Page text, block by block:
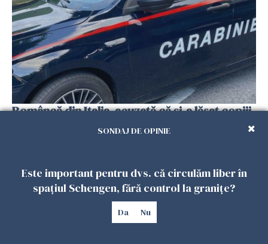
Româncă din Italia, acuzată că și-a lăsat copiii
singuri în casă pentru a merge la mall. Vecinii
SONDAJ DE OPINIE
Este important pentru dvs. că circulăm liber în
spațiul Schengen, fără control la granițe?
Da Nu